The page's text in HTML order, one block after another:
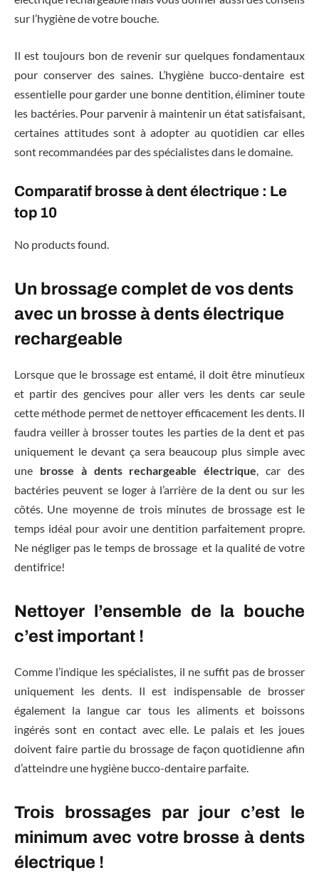
sur l’hygiène de votre bouche.
Il est toujours bon de revenir sur quelques fondamentaux
pour conserver des saines. L’hygiène bucco-dentaire est
essentielle pour garder une bonne dentition, éliminer toute
les bactéries. Pour parvenir à maintenir un état satisfaisant,
certaines attitudes sont à adopter au quotidien car elles
sont recommandées par des spécialistes dans le domaine.
Comparatif brosse à dent électrique : Le
top 10
No products found.
Un brossage complet de vos dents
avec un brosse à dents électrique
rechargeable
Lorsque que le brossage est entamé, il doit être minutieux
et partir des gencives pour aller vers les dents car seule
cette méthode permet de nettoyer efficacement les dents. Il
faudra veiller à brosser toutes les parties de la dent et pas
uniquement le devant ça sera beaucoup plus simple avec
une brosse à dents rechargeable électrique , car des
bactéries peuvent se loger à l’arrière de la dent ou sur les
côtés. Une moyenne de trois minutes de brossage est le
temps idéal pour avoir une dentition parfaitement propre.
Ne négliger pas le temps de brossage et la qualité de votre
dentifrice!
Nettoyer l’ensemble de la bouche
c’est important !
Comme l’indique les spécialistes, il ne suffit pas de brosser
uniquement les dents. Il est indispensable de brosser
également la langue car tous les aliments et boissons
ingérés sont en contact avec elle. Le palais et les joues
doivent faire partie du brossage de façon quotidienne afin
d’atteindre une hygiène bucco-dentaire parfaite.
Trois brossages par jour c’est le
minimum avec votre brosse à dents
électrique !